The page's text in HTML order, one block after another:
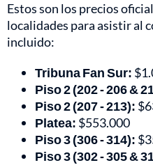
Estos son los precios
localidades para asistir al
incluido:
Tribuna Fan Sur:
Piso 2 (202 - 206 &
Piso 2 (207 - 213):
Platea: $553.000
Piso 3 (306 - 314):
Piso 3 (302 - 305 &